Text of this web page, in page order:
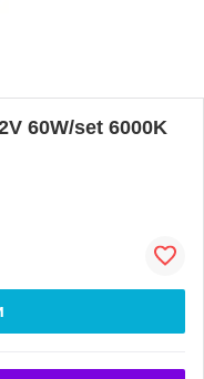
60W/set 6000K